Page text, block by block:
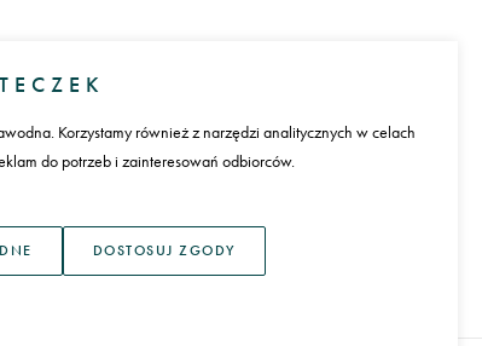
Korzystamy również z narzędzi analitycznych w celach
do potrzeb i zainteresowań odbiorców.
DOSTOSUJ ZGODY